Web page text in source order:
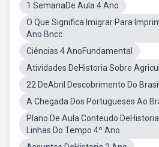
1 SemanaDe Aula 4 Ano
O Que Significa Imigrar Para
Ano Bncc
Ciências 4 AnoFundamental
Atividades DeHistoria Sobre
22 DeAbril Descobrimento Do
A Chegada Dos Portugueses Ao
Plano De Aula Conteudo
Linhas Do Tempo 4º Ano